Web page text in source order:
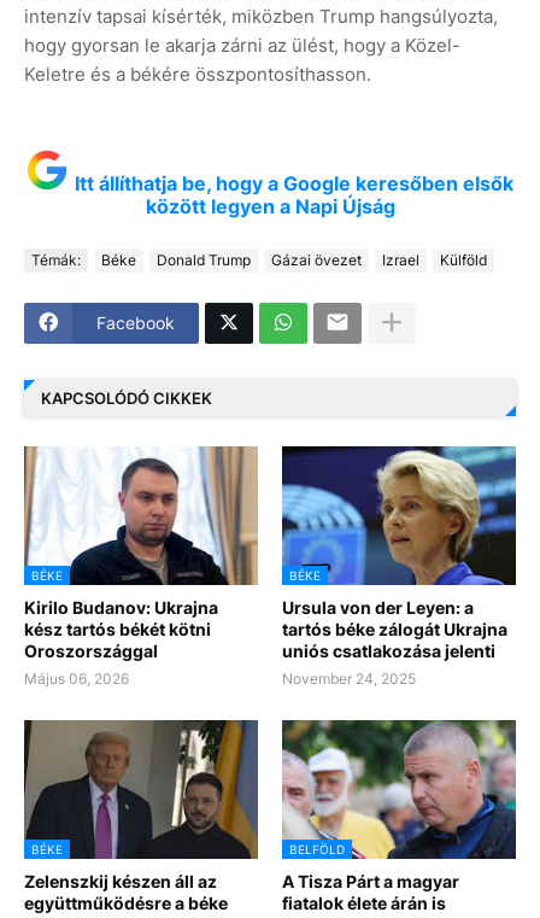
intenzív tapsai kísérték, miközben Trump hangsúlyozta,
hogy gyorsan le akarja zárni az ülést, hogy a Közel-
Keletre és a békére összpontosíthasson.
Itt állíthatja be, hogy a Google keresőben elsők
között legyen a Napi Újság
Témák: Béke Donald Trump Gázai övezet Izrael Külföld
Facebook
KAPCSOLÓDÓ CIKKEK
BÉKE
Kirilo Budanov: Ukrajna
kész tartós békét kötni
Oroszországgal
Május 06, 2026
BÉKE
Ursula von der Leyen: a
tartós béke zálogát Ukrajna
uniós csatlakozása jelenti
November 24, 2025
BÉKE
Zelenszkij készen áll az
együttműködésre a béke
BELFÖLD
A Tisza Párt a magyar
fiatalok élete árán is